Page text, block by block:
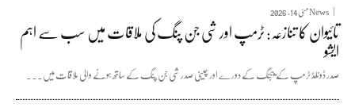
Newsمئی 14, 2026
تائیوان کا تنازعہ: ٹرمپ اور شی جن پنگ کی ملاقات میں سب سے اہم
ایشو
صدر ڈونلڈ ٹرمپ کے بیجنگ کے دورے اور چینی صدر شی جن پنگ کے ساتھ ہونے والی ملاقات میں...